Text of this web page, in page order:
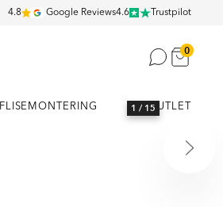
4.8 Google Reviews4.6 Trustpilot
0
FLISEMONTERING OUTLET
1 / 15